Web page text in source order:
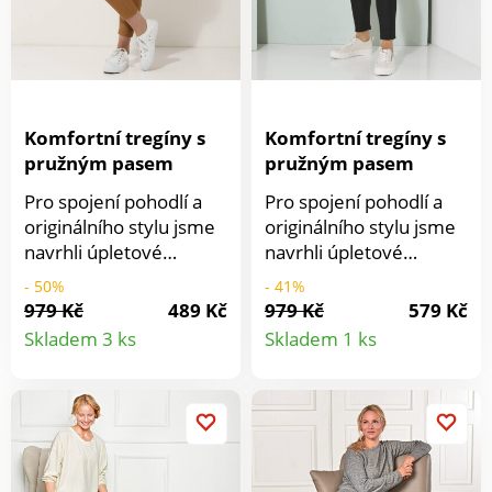
Komfortní tregíny s
pružným pasem
Pro spojení pohodlí a
originálního stylu jsme
navrhli úpletové
komfortní tregíny s
pružným pasem. Úplet
v keprovém vzhledu.
Úzký střih. Plochý
Falešný poklopec. 2
našité kapsy vzadu.
Vzadu zvýšený díl. Lze
prát v pračce.
- 50%
979 Kč
489 Kč
Skladem 3 ks
Detail
Komfortní tregíny s
pružným pasem
Pro spojení pohodlí a
originálního stylu jsme
navrhli úpletové
komfortní tregíny s
pružným pasem. Úplet
v keprovém vzhledu.
Úzký střih. Plochý
Falešný poklopec. 2
našité kapsy vzadu.
Vzadu zvýšený díl. Lze
prát v pračce.
- 41%
979 Kč
579 Kč
Skladem 1 ks
Detail